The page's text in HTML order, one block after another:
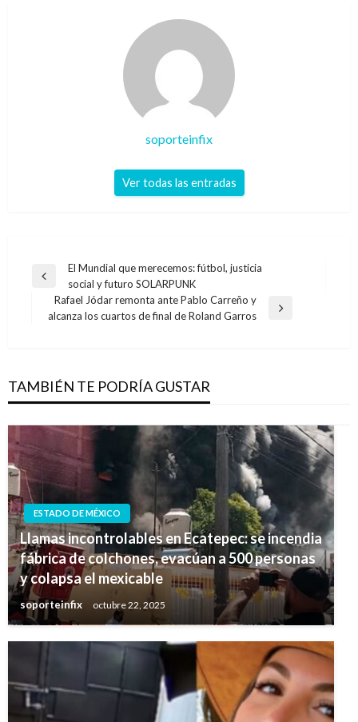
soporteinfix
Ver todas las entradas
Navegación
entradas
Entrada
anterior
El Mundial que merecemos: fútbol, justicia
social y futuro SOLARPUNK
Entrada
Rafael Jódar remonta ante Pablo Carreño y
alcanza los cuartos de final de Roland Garros
TAMBIÉN TE PODRÍA GUSTAR
ESTADO DE MÉXICO
Llamas incontrolables en Ecatepec: se incendia
fábrica de colchones, evacúan a 500 personas
y colapsa el mexicable
soporteinfix octubre 22, 2025